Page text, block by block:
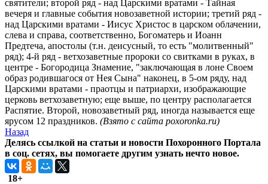
святители; второй ряд - над Царскими вратами - Тайная
вечеря и главные события новозаветной истории; третий ряд -
над Царскими вратами - Иисус Христос в царском облачении,
слева и справа, соответственно, Богоматерь и Иоанн
Предтеча, апостолы (т.н. деисусный, то есть "молитвенный"
ряд); 4-й ряд - ветхозаветные пророки со свитками в руках, в
центре - Богородица Знамение, "заключающая в лоне Своем
образ родившагося от Нея Сына" наконец, в 5-ом ряду, над
Царскими вратами - праотцы и патриархи, изображающие
церковь ветхозаветную; еще выше, по центру располагается
Распятие. Второй, новозаветный ряд, иногда называется еще
ярусом 12 праздников. (Взято с сайта poxoronka.ru)
Назад
Делясь ссылкой на статьи и новости Похоронного Портала
в соц. сетях, вы помогаете другим узнать нечто новое.
18+